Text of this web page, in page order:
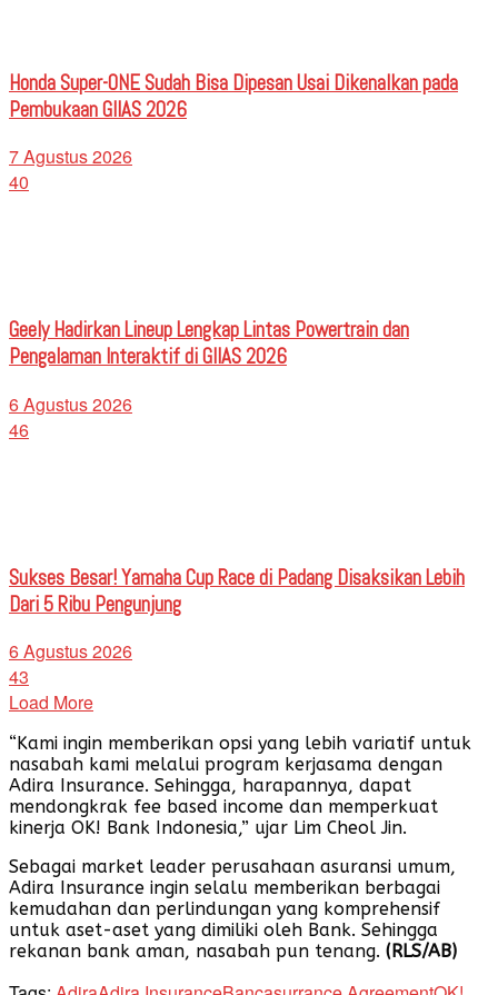
Honda Super-ONE Sudah Bisa Dipesan Usai Dikenalkan pada
Pembukaan GIIAS 2026
7 Agustus 2026
40
Geely Hadirkan Lineup Lengkap Lintas Powertrain dan
Pengalaman Interaktif di GIIAS 2026
6 Agustus 2026
46
Sukses Besar! Yamaha Cup Race di Padang Disaksikan Lebih
Dari 5 Ribu Pengunjung
6 Agustus 2026
43
Load More
“Kami ingin memberikan opsi yang lebih variatif untuk
nasabah kami melalui program kerjasama dengan
Adira Insurance. Sehingga, harapannya, dapat
mendongkrak fee based income dan memperkuat
kinerja OK! Bank Indonesia,” ujar Lim Cheol Jin.
Sebagai market leader perusahaan asuransi umum,
Adira Insurance ingin selalu memberikan berbagai
kemudahan dan perlindungan yang komprehensif
untuk aset-aset yang dimiliki oleh Bank. Sehingga
rekanan bank aman, nasabah pun tenang. (RLS/AB)